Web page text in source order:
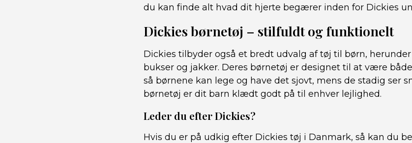
du kan finde alt hvad dit hjerte begærer inden for Dickies
Dickies børnetøj – stilfuldt og funktionelt
Dickies tilbyder også et bredt udvalg af tøj til børn,
bukser og jakker. Deres børnetøj er designet til at være
så børnene kan lege og have det sjovt, mens de stadig ser
børnetøj er dit barn klædt godt på til enhver lejlighed.
Leder du efter Dickies?
Hvis du er på udkig efter Dickies tøj i Danmark, så kan du